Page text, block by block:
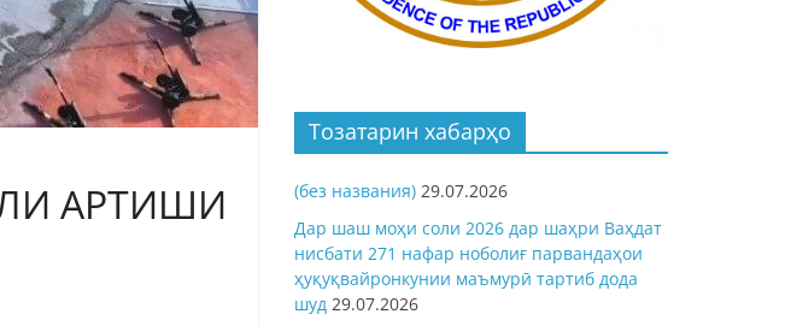
АРТИШИ
Тозатарин хабарҳо
(без названия) 29.07.2026
Дар шаш моҳи соли 2026 дар шаҳри Ваҳдат
нисбати 271 нафар ноболиғ парвандаҳои
ҳуқуқвайронкунии маъмурӣ тартиб дода
шуд 29.07.2026